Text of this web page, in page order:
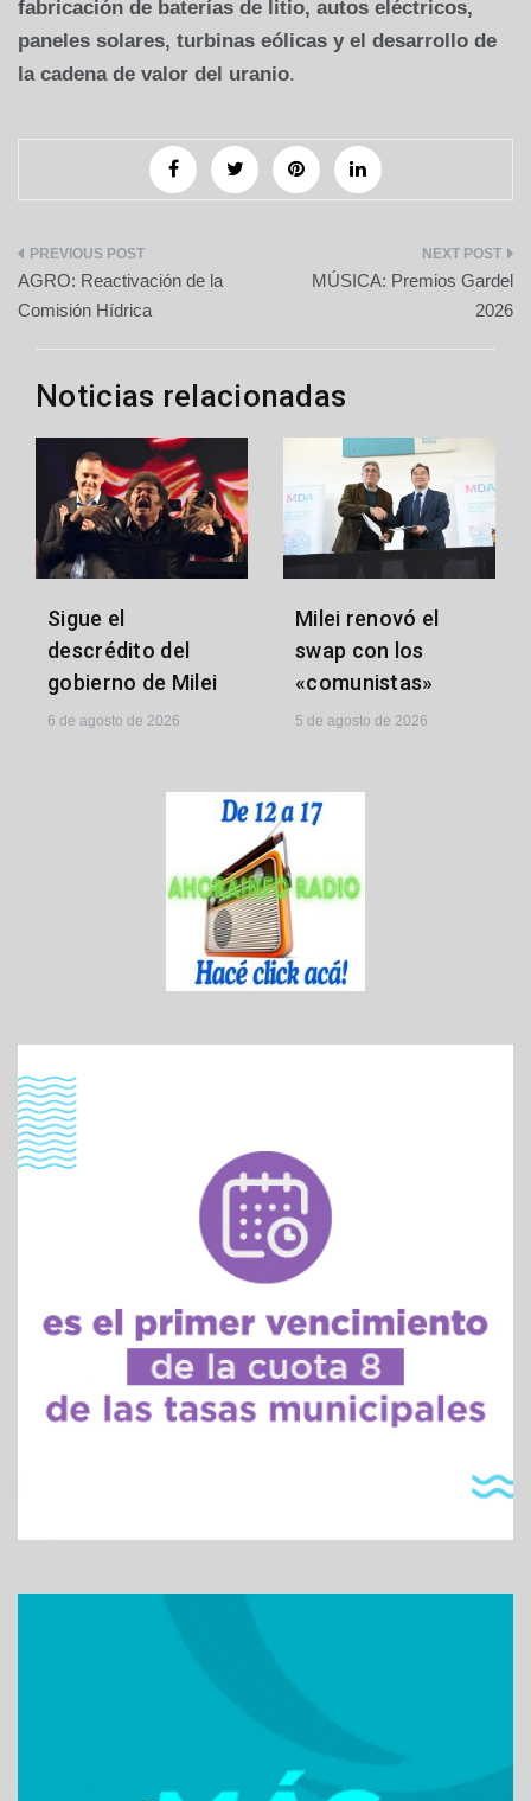
fabricación de baterías de litio, autos eléctricos,
paneles solares, turbinas eólicas y el desarrollo de
la cadena de valor del uranio.
Navegación
de
entradas
AGRO: Reactivación de la
Comisión Hídrica
MÚSICA: Premios Gardel
2026
Noticias relacionadas
Sigue el
descrédito del
gobierno de Milei
6 de agosto de 2026
Milei renovó el
swap con los
«comunistas»
5 de agosto de 2026